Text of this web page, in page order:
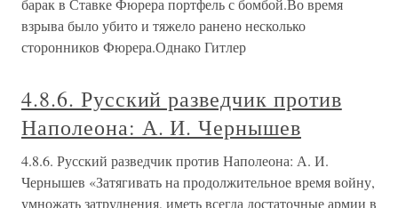
барак в Ставке Фюрера портфель с бомбой.Во время
взрыва было убито и тяжело ранено несколько
сторонников Фюрера.Однако Гитлер
4.8.6. Русский разведчик против
Наполеона: А. И. Чернышев
4.8.6. Русский разведчик против Наполеона: А. И.
Чернышев «Затягивать на продолжительное время войну,
умножать затруднения, иметь всегда достаточные армии в